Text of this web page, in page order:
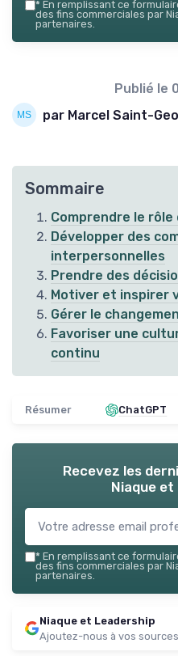
* En remplissant ce
des fins commerciales par
partenaires.
Publié le
par Marcel Saint-
Sommaire
Comprendre le rôle
Développer des
interpersonnelles
Prendre des
Motiver et inspirer
Gérer le
Favoriser une
continu
Résumer ChatGPT
Recevez les
Niaque
* En remplissant ce
des fins commerciales par
partenaires.
Niaque et Leadership
Ajoutez-nous à vos